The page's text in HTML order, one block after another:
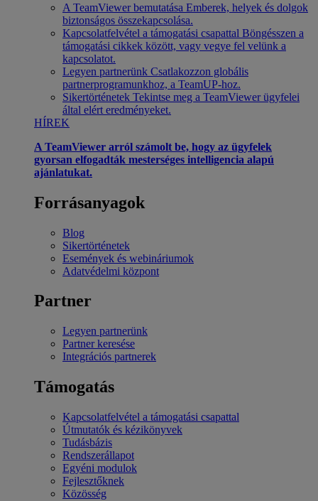
A TeamViewer bemutatása Emberek, helyek és dolgok
biztonságos összekapcsolása.
Kapcsolatfelvétel a támogatási csapattal Böngésszen a
támogatási cikkek között, vagy vegye fel velünk a
kapcsolatot.
Legyen partnerünk Csatlakozzon globális
partnerprogramunkhoz, a TeamUP-hoz.
Sikertörténetek Tekintse meg a TeamViewer ügyfelei
által elért eredményeket.
HÍREK
A TeamViewer arról számolt be, hogy az ügyfelek
gyorsan elfogadták mesterséges intelligencia alapú
ajánlatukat.
Forrásanyagok
Blog
Sikertörténetek
Események és webináriumok
Adatvédelmi központ
Partner
Legyen partnerünk
Partner keresése
Integrációs partnerek
Támogatás
Kapcsolatfelvétel a támogatási csapattal
Útmutatók és kézikönyvek
Tudásbázis
Rendszerállapot
Egyéni modulok
Fejlesztőknek
Közösség